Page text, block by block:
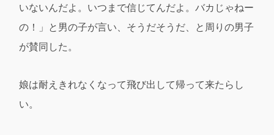
いないんだよ。いつまで信じてんだよ。バカじゃねー
の！」と男の子が言い、そうだそうだ、と周りの男子
が賛同した。
娘は耐えきれなくなって飛び出して帰って来たらし
い。